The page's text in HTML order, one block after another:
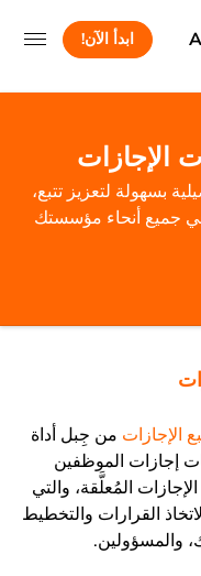
ابدأ الآن!
الإجازات
بسهولة لتعزيز تتبع،
جميع أنحاء مؤسستك
الإجازات من جِبل أداة
إجازات الموظفين
المُعلَّقة، والتي
القرارات والتخطيط
والمسؤولين.